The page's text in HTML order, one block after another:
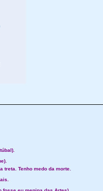
).
treta. Tenho medo da morte.